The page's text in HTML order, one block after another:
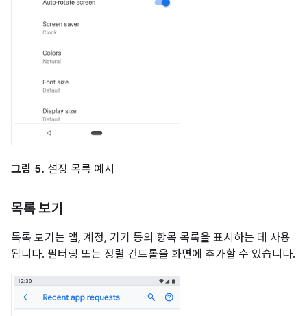
그림 5. 설정 목록 예시
목록 보기
목록 보기는 앱, 계정, 기기 등의 항목 목록을 표시하는 데 사용
됩니다. 필터링 또는 정렬 컨트롤을 화면에 추가할 수 있습니다.